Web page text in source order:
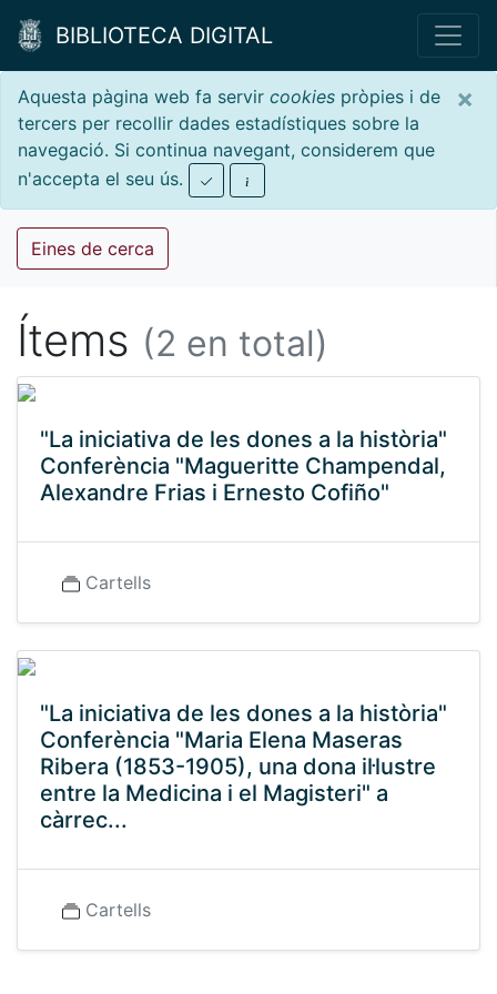
BIBLIOTECA DIGITAL
×
Aquesta pàgina web fa servir cookies pròpies i de
tercers per recollir dades estadístiques sobre la
navegació. Si continua navegant, considerem que
n'accepta el seu ús.
Eines de cerca
Ítems (2 en total)
"La iniciativa de les dones a la història"
Conferència "Magueritte Champendal,
Alexandre Frias i Ernesto Cofiño"
Cartells
"La iniciativa de les dones a la història"
Conferència "Maria Elena Maseras
Ribera (1853-1905), una dona il·lustre
entre la Medicina i el Magisteri" a
càrrec...
Cartells